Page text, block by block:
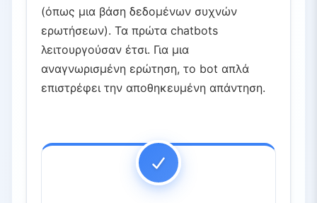
(όπως μια βάση δεδομένων συχνών
ερωτήσεων). Τα πρώτα chatbots
λειτουργούσαν έτσι. Για μια
αναγνωρισμένη ερώτηση, το bot απλά
επιστρέφει την αποθηκευμένη απάντηση.